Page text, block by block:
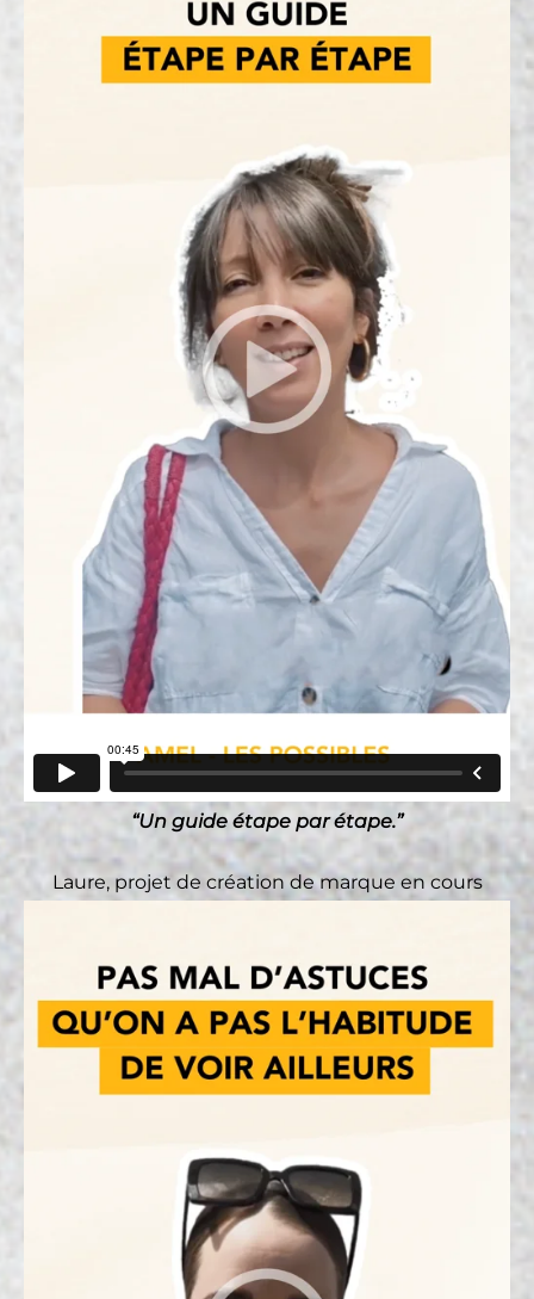
“Un guide étape par étape.”
Laure, projet de création de marque en cours